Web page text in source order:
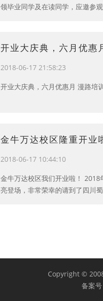
领毕业同学及在读同学，应邀参
开业大庆典，六月优惠
2018-06-17 21:58:23
开业大庆典，六月优惠月 漫路培
金牛万达校区隆重开业
2018-06-17 10:44:10
金牛万达校区我们开业啦！
亮登场，非常荣幸的请到了四川
Copyright ©
备案号